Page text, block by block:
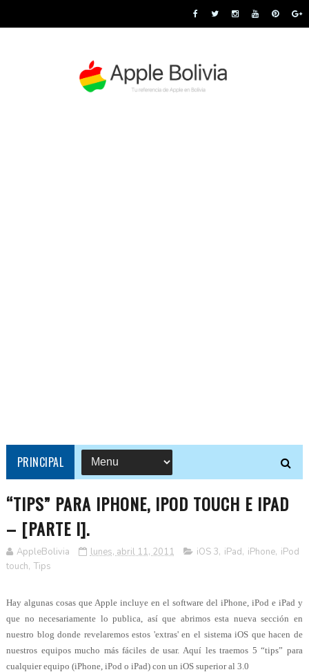
PRINCIPAL
“TIPS” PARA IPHONE, IPOD TOUCH E IPAD
– [PARTE I].
AppleBolivia lunes, abril 11, 2011 iOS 3, iPad, iPhone, iPod
touch, Tips
Hay algunas cosas que Apple incluye en el software del iPhone, iPod e iPad y
que no necesariamente lo publica, así que abrimos esta nueva sección en
nuestro blog donde revelaremos estos 'extras' en el sistema iOS que hacen de
nuestros equipos mucho más fáciles de usar. Aquí les traemos 5 “tips” para
cualquier equipo (iPhone, iPod o iPad) con un iOS superior al 3.0